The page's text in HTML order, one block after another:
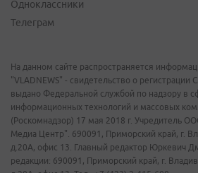
Одноклассники
Телеграм
На данном сайте распространяется
"VLADNEWS" - свидетельство о
выдано Федеральной службой по надзору в
информационных технологий и массовых
(Роскомнадзор) 17 мая 2018 г. Учредитель
Медиа Центр". 690091, Приморский край, г.
д.20А, офис 13. Главный редактор Юркевич
редакции: 690091, Приморский край, г.